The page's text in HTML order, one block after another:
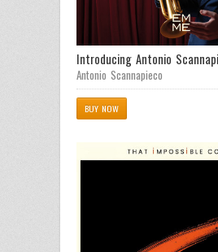
Introducing Antonio
Antonio Scannapieco
BUY NOW